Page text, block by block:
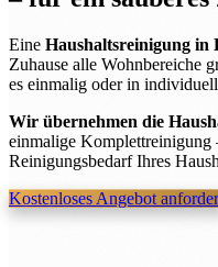
Eine Haushaltsreinigung in
Zuhause alle Wohnbereiche
es einmalig oder in
Wir übernehmen die
einmalige Komplettreinigung
Reinigungsbedarf Ihres
Kostenloses Angebot